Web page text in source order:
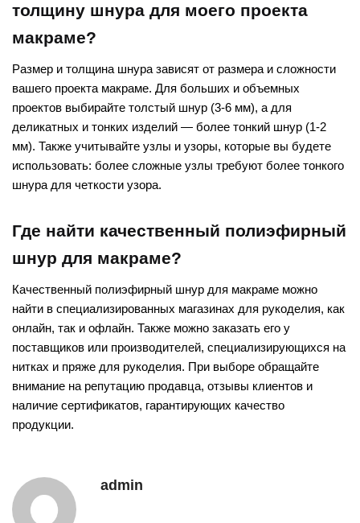
толщину шнура для моего проекта
макраме?
Размер и толщина шнура зависят от размера и сложности
вашего проекта макраме. Для больших и объемных
проектов выбирайте толстый шнур (3-6 мм), а для
деликатных и тонких изделий — более тонкий шнур (1-2
мм). Также учитывайте узлы и узоры, которые вы будете
использовать: более сложные узлы требуют более тонкого
шнура для четкости узора.
Где найти качественный полиэфирный
шнур для макраме?
Качественный полиэфирный шнур для макраме можно
найти в специализированных магазинах для рукоделия, как
онлайн, так и офлайн. Также можно заказать его у
поставщиков или производителей, специализирующихся на
нитках и пряже для рукоделия. При выборе обращайте
внимание на репутацию продавца, отзывы клиентов и
наличие сертификатов, гарантирующих качество
продукции.
admin